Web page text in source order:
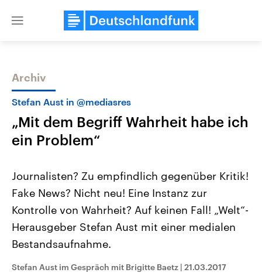
Close
Themen
Landtagswahl Sachsen-Anhalt
2026
Alle Informationen
Sachsen-Anhalt wählt am 6.
September 2026 einen neuen
Landtag. Seit 2021 wird das
CDU, SPD und FDP regiert.-
USA
Aktuelle Beiträge,
Hintergründe
Wirtschaftlich und
aktuelle Weltgeschehen.
Archiv
Stefan Aust in @mediasres
„Mit dem Begriff Wahrheit habe ich
ein Problem“
Journalisten? Zu empfindlich gegenüber Kritik!
Fake News? Nicht neu! Eine Instanz zur
Kontrolle von Wahrheit? Auf keinen Fall! „Welt“-
Herausgeber Stefan Aust mit einer medialen
Bestandsaufnahme.
Stefan Aust im Gespräch mit Brigitte Baetz | 21.03.2017